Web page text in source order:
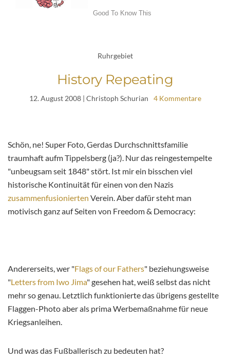
Ruhrgebiet
History Repeating
12. August 2008| Christoph Schurian 4 Kommentare
Schön, ne! Super Foto, Gerdas Durchschnittsfamilie
traumhaft aufm Tippelsberg (ja?). Nur das reingestempelte
"unbeugsam seit 1848" stört. Ist mir ein bisschen viel
historische Kontinuität für einen von den Nazis
zusammenfusionierten Verein. Aber dafür steht man
motivisch ganz auf Seiten von Freedom & Democracy:
Andererseits, wer "Flags of our Fathers" beziehungsweise
"Letters from Iwo Jima" gesehen hat, weiß selbst das nicht
mehr so genau. Letztlich funktionierte das übrigens gestellte
Flaggen-Photo aber als prima Werbemaßnahme für neue
Kriegsanleihen.
Und was das Fußballerisch zu bedeuten hat?